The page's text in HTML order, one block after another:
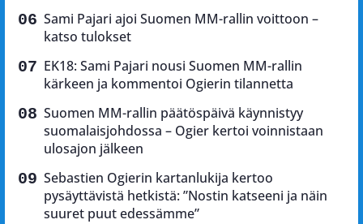
Sami Pajari ajoi Suomen MM-rallin voittoon –
katso tulokset
EK18: Sami Pajari nousi Suomen MM-rallin
kärkeen ja kommentoi Ogierin tilannetta
Suomen MM-rallin päätöspäivä käynnistyy
suomalaisjohdossa – Ogier kertoi voinnistaan
ulosajon jälkeen
Sebastien Ogierin kartanlukija kertoo
pysäyttävistä hetkistä: ”Nostin katseeni ja näin
suuret puut edessämme”